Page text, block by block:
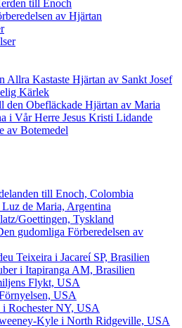
till Enoch
av Hjärtan
Allra Kastaste Hjärtan av Sankt Josef
Kärlek
den Obefläckade Hjärtan av Maria
i Vår Herre Jesus Kristi Lidande
av Botemedel
till Enoch, Colombia
de Maria, Argentina
Goettingen, Tyskland
gudomliga Förberedelsen av
Teixeira i Jacareí SP, Brasilien
i Itapiranga AM, Brasilien
Flykt, USA
USA
Rochester NY, USA
Kyle i North Ridgeville, USA